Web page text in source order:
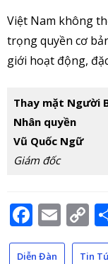
Việt Nam không
trọng quyền cơ
giới hoạt động,
Thay mặt Người
Nhân quyền
Vũ Quốc Ngữ
Giám đốc
Diễn Đàn Tin